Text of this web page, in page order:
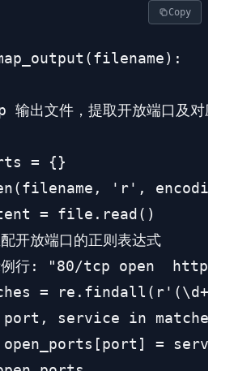
出文件，提取开放端口及对应
= {}
'r',
= file.read()
开放端口的正则表达式
行: "80/tcp open  http"
=
service in matches:
=
Copy